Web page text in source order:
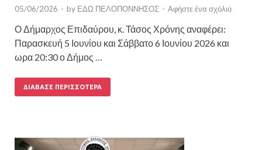
05/06/2026 - by ΕΔΩ ΠΕΛΟΠΟΝΝΗΣΟΣ - Αφήστε ένα σχόλιο
Ο Δήμαρχος Επιδαύρου, κ. Τάσος Χρόνης αναφέρει:
Παρασκευή 5 Ιουνίου και Σάββατο 6 Ιουνίου 2026 και
ωρα 20:30 ο Δήμος …
ΔΙΆΒΑΣΕ ΠΕΡΙΣΣΌΤΕΡΑ